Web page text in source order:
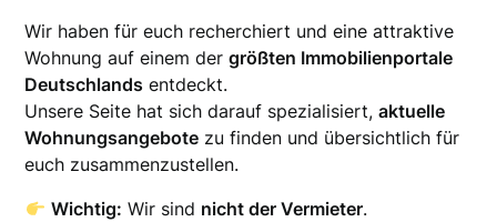
Wir haben für euch recherchiert und eine attraktive
Wohnung auf einem dergrößten Immobilienportale
Deutschlands entdeckt.
Unsere Seite hat sich darauf spezialisiert,aktuelle
Wohnungsangebote zu finden und übersichtlich für
euch zusammenzustellen.
Wichtig: Wir sind nicht der Vermieter.